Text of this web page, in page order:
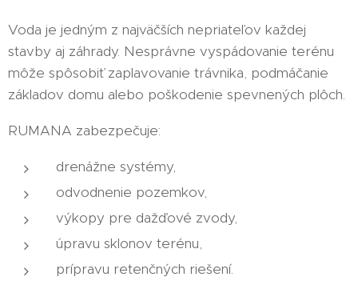
Voda je jedným z najväčších nepriateľov každej
stavby aj záhrady. Nesprávne vyspádovanie terénu
môže spôsobiť zaplavovanie trávnika, podmáčanie
základov domu alebo poškodenie spevnených plôch.
RUMANA zabezpečuje:
drenážne systémy,
odvodnenie pozemkov,
výkopy pre dažďové zvody,
úpravu sklonov terénu,
prípravu retenčných riešení.